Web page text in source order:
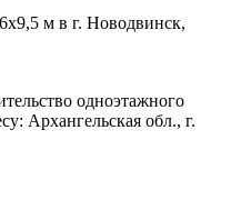
м в г. Новодвинск,
одноэтажного
Архангельская обл., г.